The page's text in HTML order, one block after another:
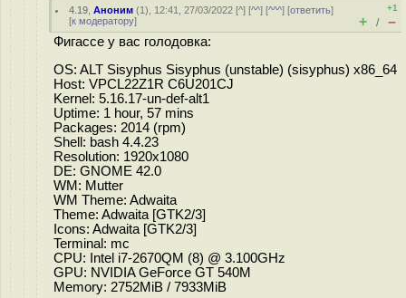
4.19 ,Аноним (1), 12:41, 27/03/2022 [^] [^^] [^^^] [ответить]
[к модератору]
+1
+ / –
Фигассе у вас голодовка:
OS: ALT Sisyphus Sisyphus (unstable) (sisyphus) x86_64
Host: VPCL22Z1R C6U201CJ
Kernel: 5.16.17-un-def-alt1
Uptime: 1 hour, 57 mins
Packages: 2014 (rpm)
Shell: bash 4.4.23
Resolution: 1920x1080
DE: GNOME 42.0
WM: Mutter
WM Theme: Adwaita
Theme: Adwaita [GTK2/3]
Icons: Adwaita [GTK2/3]
Terminal: mc
CPU: Intel i7-2670QM (8) @ 3.100GHz
GPU: NVIDIA GeForce GT 540M
Memory: 2752MiB / 7933MiB